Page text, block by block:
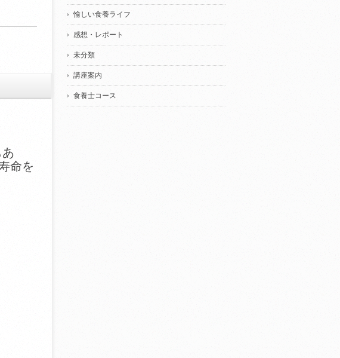
命を
愉しい食養ライフ
感想・レポート
未分類
講座案内
食養士コース